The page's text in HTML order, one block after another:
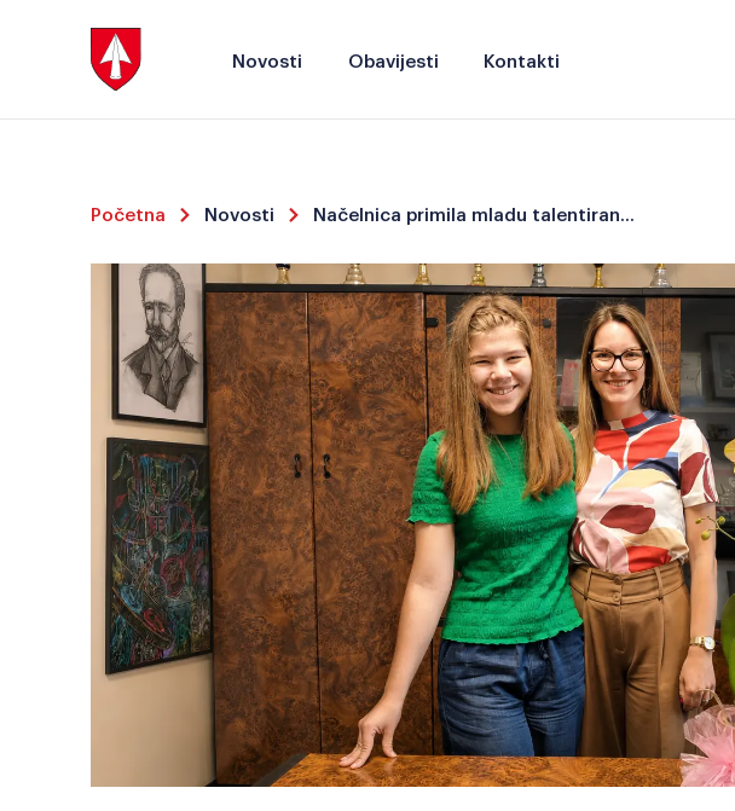
Novosti Obavijesti Kontakti
Početna Novosti Načelnica primila mladu talentiranu umjetnicu Leonu Runko